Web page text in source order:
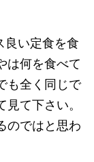
良い定食を食
は何を食べて
も全く同じで
て下さい。
のではと思わ